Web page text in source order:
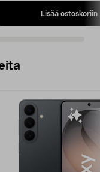
Lisää ostoskoriin